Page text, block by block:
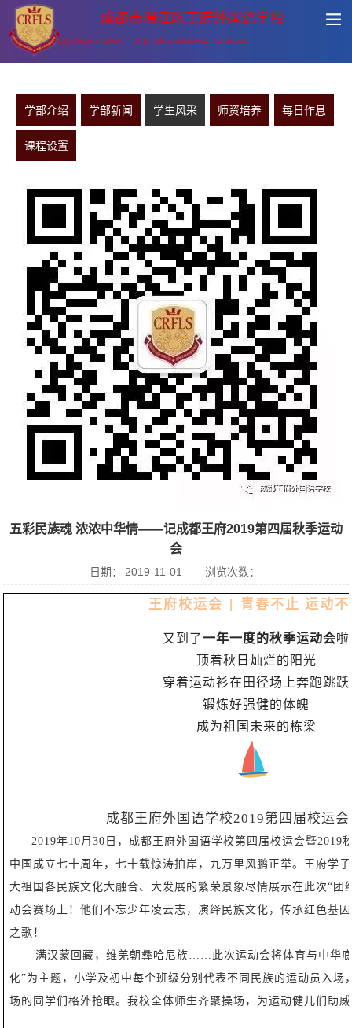
成都市温江区王府外国语学校
CHENGDU ROYAL FOREIGN LANGUAGE SCHOOL
学部介绍 学部新闻 学生风采 师资培养 每日作息
课程设置
五彩民族魂 浓浓中华情——记成都王府2019第四届秋季运动
会
日期： 2019-11-01 浏览次数：
王府校运会 青春不止 运动
又到了一年一度的秋季运动会啦
顶着秋日灿烂的阳光
穿着运动衫在田径场上奔跑跳跃
锻炼好强健的体魄
成为祖国未来的栋梁
成都王府外国语学校2019第四届校运
2019年10月30日，成都王府外国语学校第四届校运会暨2019
中国成立七十周年，七十载惊涛拍岸，九万里风鹏正举。王府学
大祖国各民族文化大融合、大发展的繁荣景象尽情展示在此次“团
动会赛场上！他们不忘少年凌云志，演绎民族文化，传承红色基
之歌！
满汉蒙回藏，维羌朝彝哈尼族……此次运动会将体育与中华
化”为主题，小学及初中每个班级分别代表不同民族的运动员入场
场的同学们格外抢眼。我校全体师生齐聚操场，为运动健儿们助